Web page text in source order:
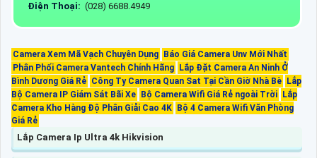
Điện Thoại: (028) 6688.4949
Camera Xem Mã Vạch Chuyên Dụng
Báo Giá Camera Unv Mới Nhất
Phân Phối Camera Vantech Chính Hãng
Lắp Đặt Camera An Ninh Ở
Bình Dương Giá Rẻ Công Ty Camera Quan Sat Tại Cần Giờ Nhà Bè
Lắp
Bộ Camera IP Giám Sát Bãi Xe
Bộ Camera Wifi Giá Rẻ ngoài Trời
Lắp
Camera Kho Hàng Độ Phân Giải Cao 4K
Bộ 4 Camera Wifi Văn Phòng
Giá Rẻ
Lắp Camera Ip Ultra 4k Hikvision